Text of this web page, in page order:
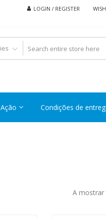
LOGIN / REGISTER
Ação Condições de
A mostrar